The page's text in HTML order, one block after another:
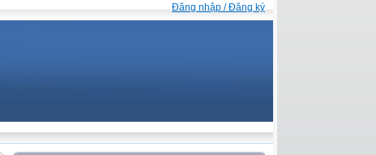
Đăng nhập / Đăng ký